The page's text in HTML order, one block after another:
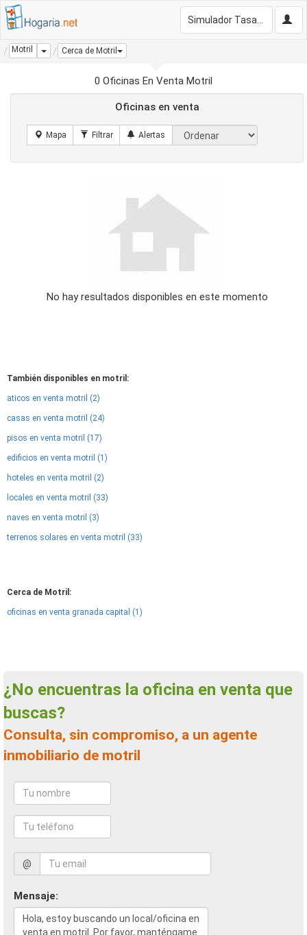
Motril Dropdown
Cerca de Motril
0 Oficinas En Venta Motril
Oficinas en venta
No hay resultados disponibles en este momento
También disponibles en motril:
aticos en venta motril (2)
casas en venta motril (24)
pisos en venta motril (17)
edificios en venta motril (1)
hoteles en venta motril (2)
locales en venta motril (33)
naves en venta motril (3)
terrenos solares en venta motril (33)
Cerca de Motril:
oficinas en venta granada capital (1)
¿No encuentras la oficina en venta que
buscas?
Consulta, sin compromiso, a un agente
inmobiliario de motril
@
Mensaje: